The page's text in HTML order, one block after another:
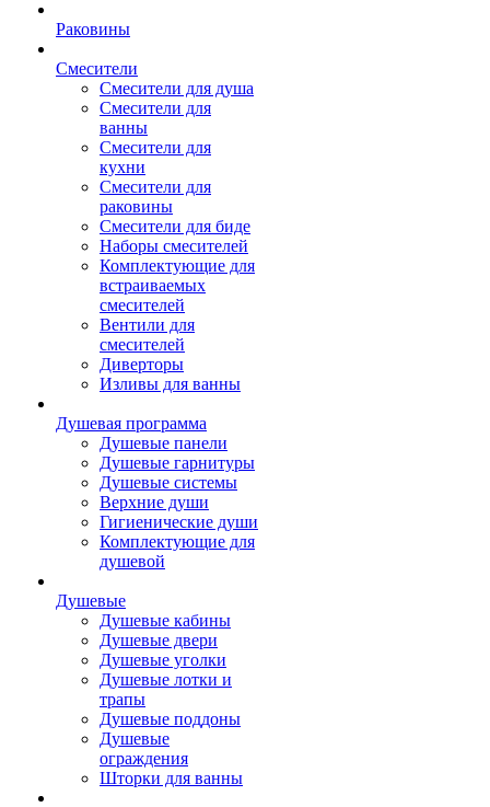
Раковины
Смесители
Смесители для душа
Смесители для
ванны
Смесители для
кухни
Смесители для
раковины
Смесители для биде
Наборы смесителей
Комплектующие для
встраиваемых
смесителей
Вентили для
смесителей
Диверторы
Изливы для ванны
Душевая программа
Душевые панели
Душевые гарнитуры
Душевые системы
Верхние души
Гигиенические души
Комплектующие для
душевой
Душевые
Душевые кабины
Душевые двери
Душевые уголки
Душевые лотки и
трапы
Душевые поддоны
Душевые
ограждения
Шторки для ванны